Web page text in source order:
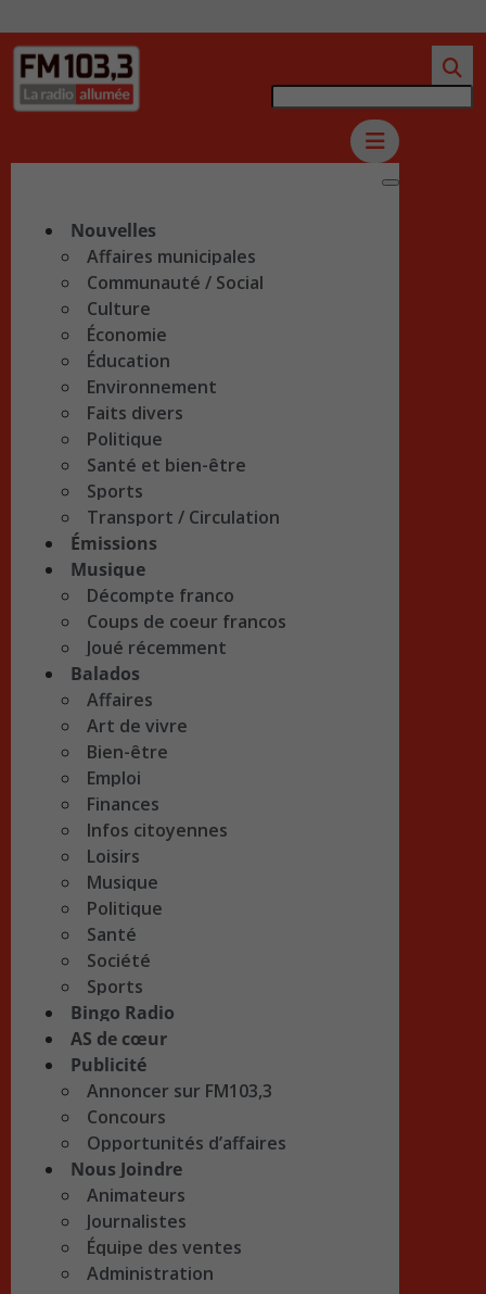
Nouvelles
Affaires municipales
Communauté / Social
Culture
Économie
Éducation
Environnement
Faits divers
Politique
Santé et bien-être
Sports
Transport / Circulation
Émissions
Musique
Décompte franco
Coups de coeur francos
Joué récemment
Balados
Affaires
Art de vivre
Bien-être
Emploi
Finances
Infos citoyennes
Loisirs
Musique
Politique
Santé
Société
Sports
Bingo Radio
AS de cœur
Publicité
Annoncer sur FM103,3
Concours
Opportunités d’affaires
Nous Joindre
Animateurs
Journalistes
Équipe des ventes
Administration